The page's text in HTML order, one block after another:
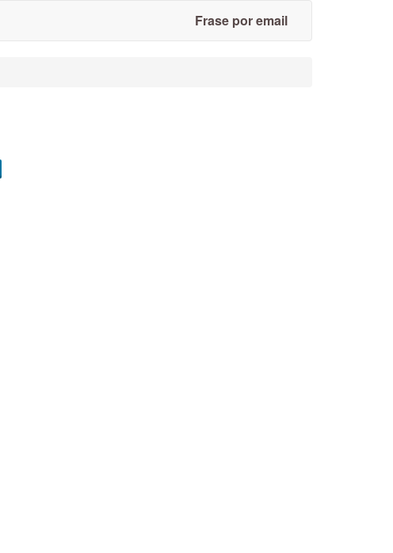
Frase por email